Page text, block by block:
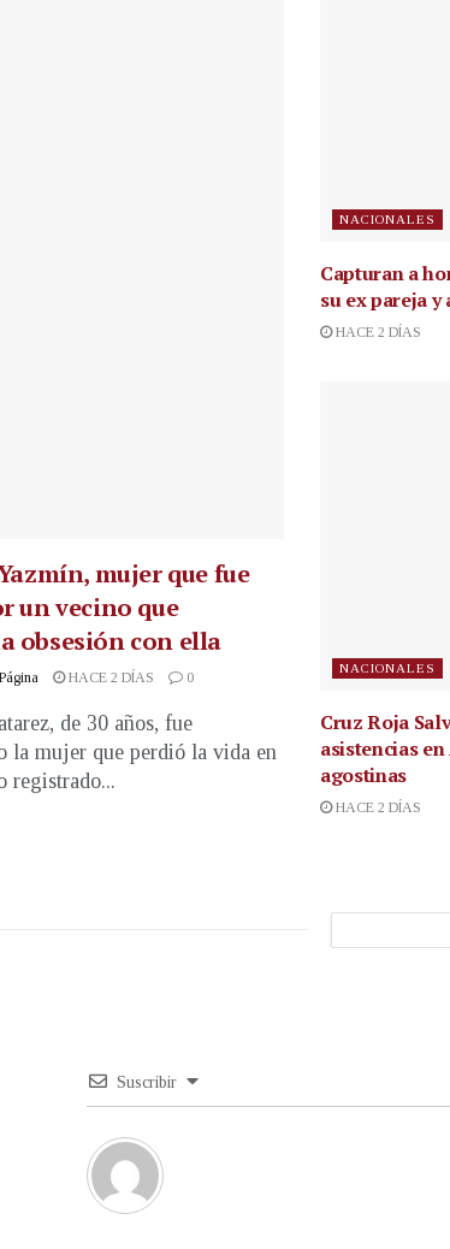
mujer que fue
un vecino que
obsesión con ella
HACE 2 DÍAS 0
de 30 años, fue
la mujer que perdió la vida en
registrado...
NACIONALES
Capturan a
su ex pareja y
HACE 2 DÍAS
NACIONALES
Cruz Roja
asistencias
agostinas
HACE 2 DÍAS
Suscribir